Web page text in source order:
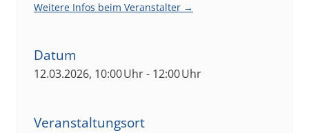
Weitere Infos beim Veranstalter →
Datum
12.03.2026, 10:00 Uhr - 12:00 Uhr
Veranstaltungsort